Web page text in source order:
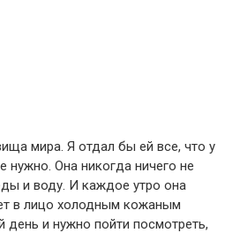
мира. Я отдал бы ей все, что у
нужно. Она никогда ничего не
и воду. И каждое утро она
в лицо холодным кожаным
день и нужно пойти посмотреть,